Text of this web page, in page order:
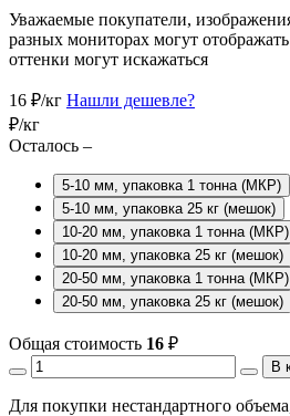
Уважаемые покупатели,
разных мониторах могут
оттенки могут искажаться
16 ₽/кг Нашли дешевле?
₽/кг
Осталось –
5-10 мм, упаковка 1 тонна (МКР)
5-10 мм, упаковка 25 кг (мешок)
10-20 мм, упаковка 1 тонна (МКР)
10-20 мм, упаковка 25 кг (мешок)
20-50 мм, упаковка 1 тонна (МКР)
20-50 мм, упаковка 25 кг (мешок)
Общая стоимость 16 ₽
В
Для покупки нестандартного